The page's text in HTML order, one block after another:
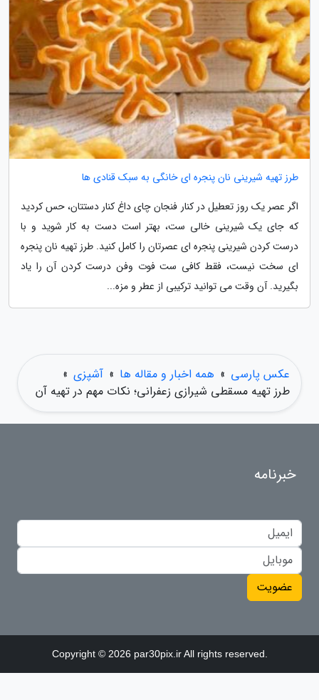
طرز تهیه شیرینی نان پنجره ای خانگی به سبک قنادی ها
اگر عصر یک روز تعطیل در کنار فنجان چای داغ کنار دستتان، حس کردید
که جای یک شیرینی خالی ست، بهتر است دست به کار شوید و با
درست کردن شیرینی پنجره ای عصرتان را کامل کنید. طرز تهیه نان پنجره
ای سخت نیست، فقط کافی ست فوت وفن درست کردن آن را یاد
بگیرید. آن وقت می توانید ترکیبی از عطر و مزه...
عکس پارسی » همه اخبار و مقاله ها » آشپزی »
طرز تهیه مسقطی شیرازی زعفرانی؛ نکات مهم در تهیه آن
خبرنامه
عضویت
Copyright © 2026 par30pix.ir All rights reserved.